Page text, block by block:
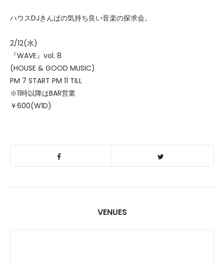
ハウスDJきんぱの気持ち良い音楽の探求会。
2/12(水)
『WAVE』vol. 8
(HOUSE & GOOD MUSIC)
PM 7 START PM 11 TILL
※11時以降はBAR営業
￥600(W1D)
VENUES